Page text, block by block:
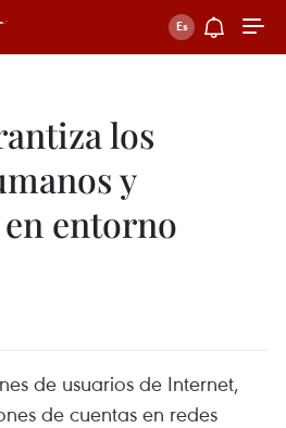
los
y
entorno
de usuarios de Internet,
de cuentas en redes